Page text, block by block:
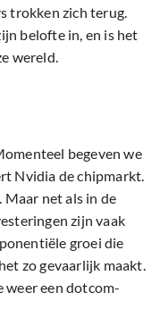
trokken zich terug.
belofte in, en is het
wereld.
begeven we
Nvidia de chipmarkt.
Maar net als in de
zijn vaak
groei die
zo gevaarlijk maakt.
weer een dotcom-